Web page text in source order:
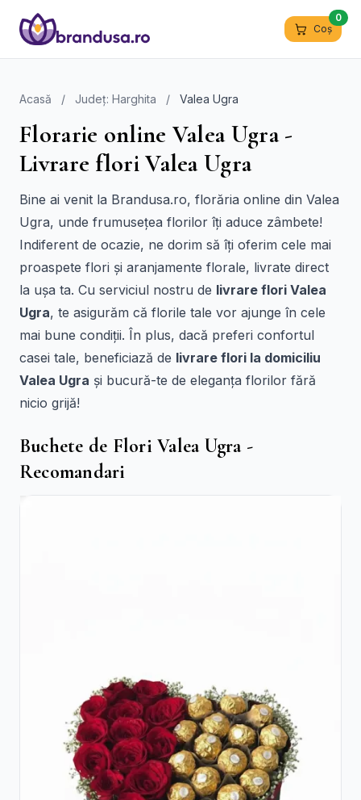
Coș
0
Acasă / Județ: Harghita / Valea Ugra
Florarie online Valea Ugra -
Livrare flori Valea Ugra
Bine ai venit la Brandusa.ro, florăria online din Valea
Ugra, unde frumusețea florilor îți aduce zâmbete!
Indiferent de ocazie, ne dorim să îți oferim cele mai
proaspete flori și aranjamente florale, livrate direct
la ușa ta. Cu serviciul nostru de livrare flori Valea
Ugra, te asigurăm că florile tale vor ajunge în cele
mai bune condiții. În plus, dacă preferi confortul
casei tale, beneficiază de livrare flori la domiciliu
Valea Ugra și bucură-te de eleganța florilor fără
nicio grijă!
Buchete de Flori Valea Ugra -
Recomandari